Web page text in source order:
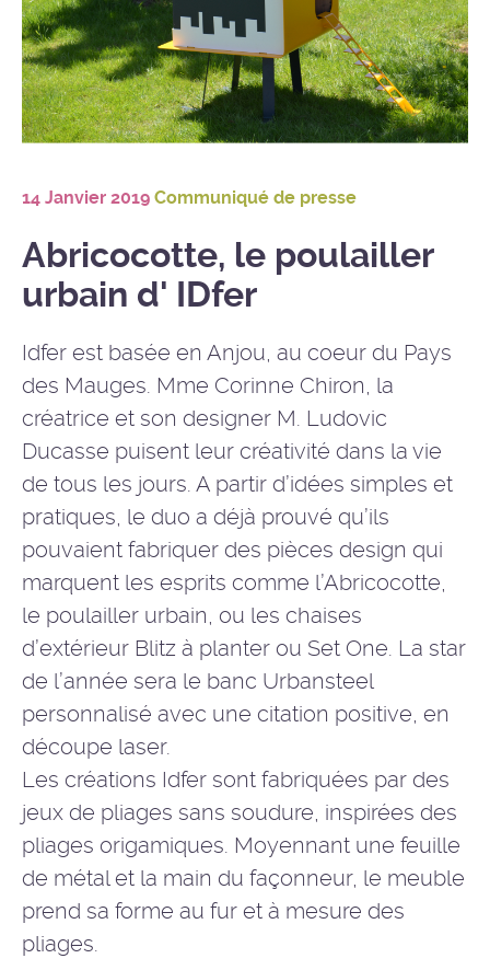
14 Janvier 2019 Communiqué de presse
Abricocotte, le poulailler
urbain d' IDfer
Idfer est basée en Anjou, au coeur du Pays
des Mauges. Mme Corinne Chiron, la
créatrice et son designer M. Ludovic
Ducasse puisent leur créativité dans la vie
de tous les jours. A partir d’idées simples et
pratiques, le duo a déjà prouvé qu’ils
pouvaient fabriquer des pièces design qui
marquent les esprits comme l’Abricocotte,
le poulailler urbain, ou les chaises
d’extérieur Blitz à planter ou Set One. La star
de l’année sera le banc Urbansteel
personnalisé avec une citation positive, en
découpe laser.
Les créations Idfer sont fabriquées par des
jeux de pliages sans soudure, inspirées des
pliages origamiques. Moyennant une feuille
de métal et la main du façonneur, le meuble
prend sa forme au fur et à mesure des
pliages.